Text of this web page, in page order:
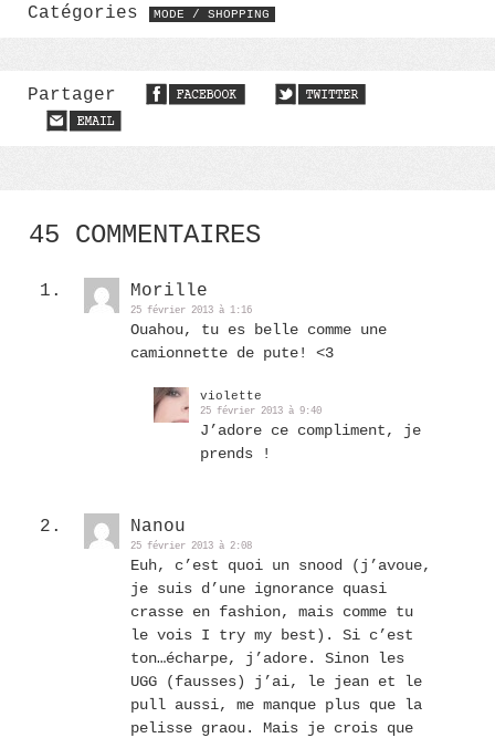
Catégories MODE / SHOPPING
Partager
45 COMMENTAIRES
Morille
25 février 2013 à 1:16
Ouahou, tu es belle comme une
camionnette de pute! <3
violette
25 février 2013 à 9:40
J’adore ce compliment, je
prends !
Nanou
25 février 2013 à 2:08
Euh, c’est quoi un snood (j’avoue,
je suis d’une ignorance quasi
crasse en fashion, mais comme tu
le vois I try my best). Si c’est
ton…écharpe, j’adore. Sinon les
UGG (fausses) j’ai, le jean et le
pull aussi, me manque plus que la
pelisse graou. Mais je crois que